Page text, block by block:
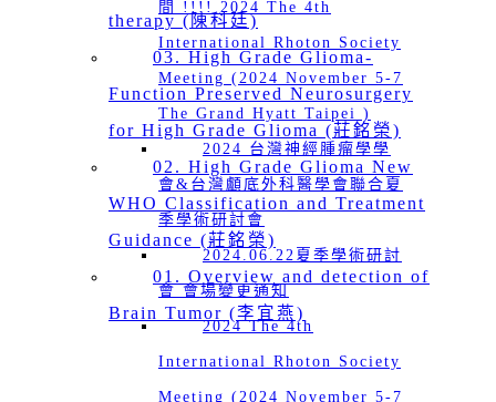
間 !!!! 2024 The 4th
International Rhoton Society
Meeting (2024 November 5-7
The Grand Hyatt Taipei )
2024 台灣神經腫瘤學學
會&台灣顱底外科醫學會聯合夏
季學術研討會
2024.06.22夏季學術研討
會 會場變更通知
2024 The 4th
International Rhoton Society
Meeting (2024 November 5-7
therapy (陳科廷)
03. High Grade Glioma-
Function Preserved Neurosurgery
for High Grade Glioma (莊銘榮)
02. High Grade Glioma New
WHO Classification and Treatment
Guidance (莊銘榮)
01. Overview and detection of
Brain Tumor (李宜燕)